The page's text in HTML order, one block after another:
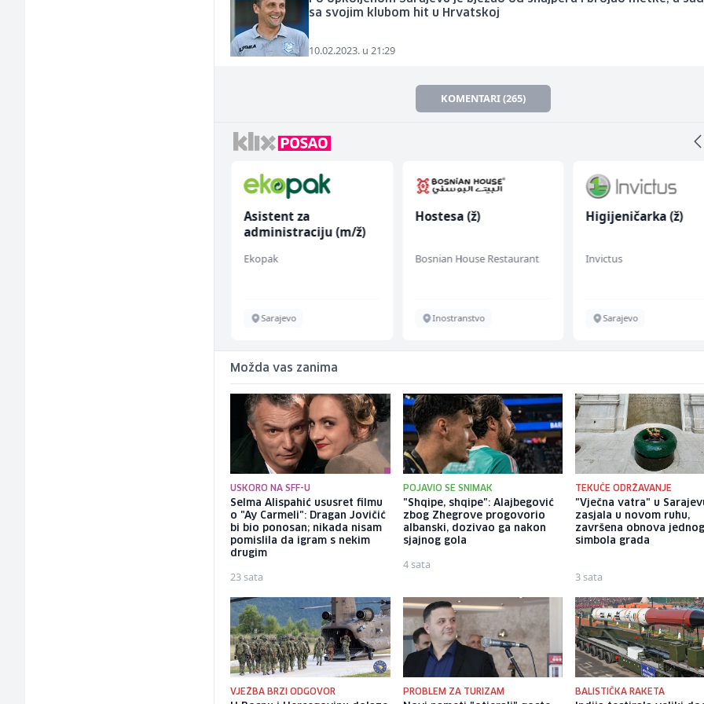
sa svojim klubom hit u Hrvatskoj
10.02.2023. u 21:29
KOMENTARI (265)
Asistent za
administraciju (m/ž)
Ekopak
Sarajevo
Hostesa (ž)
Bosnian House Restaurant
Inostranstvo
Higijeničarka (ž)
Invictus
Sarajevo
Možda vas zanima
USKORO NA SFF-U
Selma Alispahić ususret filmu
o "Ay Carmeli": Dragan Jovičić
bi bio ponosan; nikada nisam
pomislila da igram s nekim
drugim
23 sata
POJAVIO SE SNIMAK
"Shqipe, shqipe": Alajbegović
zbog Zhegrove progovorio
albanski, dozivao ga nakon
sjajnog gola
4 sata
TEKUĆE ODRŽAVANJE
"Vječna vatra" u
zasjala u novom ruhu,
završena obnova
simbola grada
3 sata
VJEŽBA BRZI ODGOVOR PROBLEM ZA TURIZAM BALISTIČKA RAKETA